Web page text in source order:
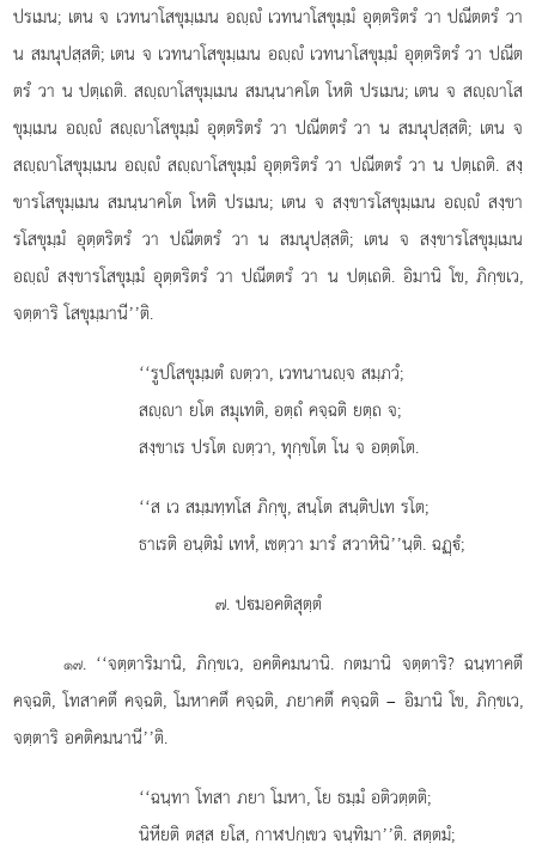
ปรเมน; เตน จ เวทนาโสขุมฺเมน อฺํ เวทนาโสขุมฺมํ อุตฺตริตรํ วา ปณีตตรํ วา
น สมนุปสฺสติ; เตน จ เวทนาโสขุมฺเมน อฺํ เวทนาโสขุมฺมํ อุตฺตริตรํ วา ปณีต
ตรํ วา น ปตฺเถติ. สฺาโสขุมฺเมน สมนฺนาคโต โหติ ปรเมน; เตน จ สฺาโส
ขุมฺเมน อฺํ สฺาโสขุมฺมํ อุตฺตริตรํ วา ปณีตตรํ วา น สมนุปสฺสติ; เตน จ
สฺาโสขุมฺเมน อฺํ สฺาโสขุมฺมํ อุตฺตริตรํ วา ปณีตตรํ วา น ปตฺเถติ. สงฺ
ขารโสขุมฺเมน สมนฺนาคโต โหติ ปรเมน; เตน จ สงฺขารโสขุมฺเมน อฺํ สงฺขา
รโสขุมฺมํ อุตฺตริตรํ วา ปณีตตรํ วา น สมนุปสฺสติ; เตน จ สงฺขารโสขุมฺเมน
อฺํ สงฺขารโสขุมฺมํ อุตฺตริตรํ วา ปณีตตรํ วา น ปตฺเถติ. อิมานิ โข, ภิกฺขเว,
จตฺตาริ โสขุมฺมานี’’ติ.
‘‘รูปโสขุมฺมตํ ตฺวา, เวทนานฺจ สมฺภวํ;
สฺา ยโต สมุเทติ, อตฺถํ คจฺฉติ ยตฺถ จ;
สงฺขาเร ปรโต ตฺวา, ทุกฺขโต โน จ อตฺตโต.
‘‘ส เว สมฺมทฺทโส ภิกฺขุ, สนฺโต สนฺติปเท รโต;
ธาเรติ อนฺติมํ เทหํ, เชตฺวา มารํ สวาหินิ’’นฺติ. ฉฏฺํ;
๗. ปมอคติสุตฺตํ
๑๗. ‘‘จตฺตาริมานิ, ภิกฺขเว, อคติคมนานิ. กตมานิ จตฺตาริ? ฉนฺทาคตึ
คจฺฉติ, โทสาคตึ คจฺฉติ, โมหาคตึ คจฺฉติ, ภยาคตึ คจฺฉติ – อิมานิ โข, ภิกฺขเว,
จตฺตาริ อคติคมนานี’’ติ.
‘‘ฉนฺทา โทสา ภยา โมหา, โย ธมฺมํ อติวตฺตติ;
นิหียติ ตสฺส ยโส, กาฬปกฺเขว จนฺทิมา’’ติ. สตฺตมํ;